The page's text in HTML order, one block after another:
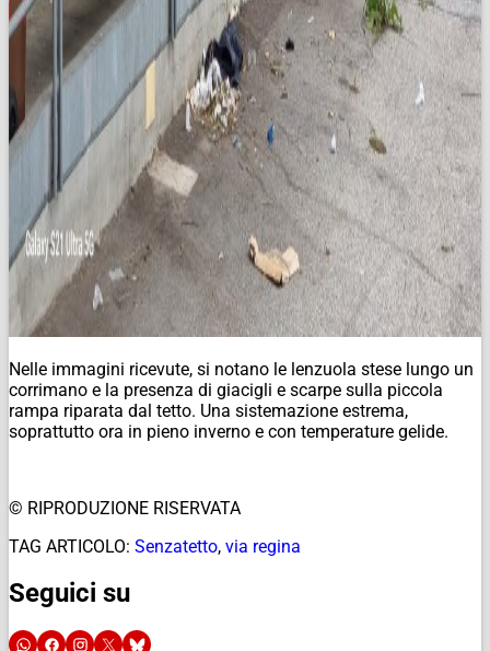
Nelle immagini ricevute, si notano le lenzuola stese lungo un
corrimano e la presenza di giacigli e scarpe sulla piccola
rampa riparata dal tetto. Una sistemazione estrema,
soprattutto ora in pieno inverno e con temperature gelide.
© RIPRODUZIONE RISERVATA
TAG ARTICOLO: Senzatetto, via regina
Seguici su